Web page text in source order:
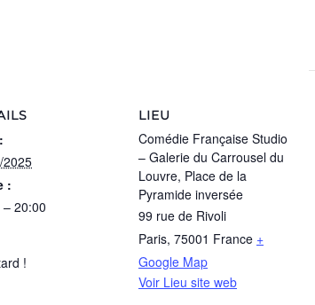
2025
:
– 20:00
!
LIEU
Comédie Française Studio
– Galerie du Carrousel du
Louvre, Place de la
Pyramide inversée
99 rue de Rivoli
Paris, 75001 France +
Google Map
Voir Lieu site web